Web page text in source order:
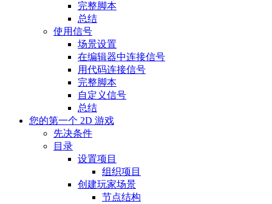
完整脚本
总结
使用信号
场景设置
在编辑器中连接信号
用代码连接信号
完整脚本
自定义信号
总结
您的第一个 2D 游戏
先决条件
目录
设置项目
组织项目
创建玩家场景
节点结构